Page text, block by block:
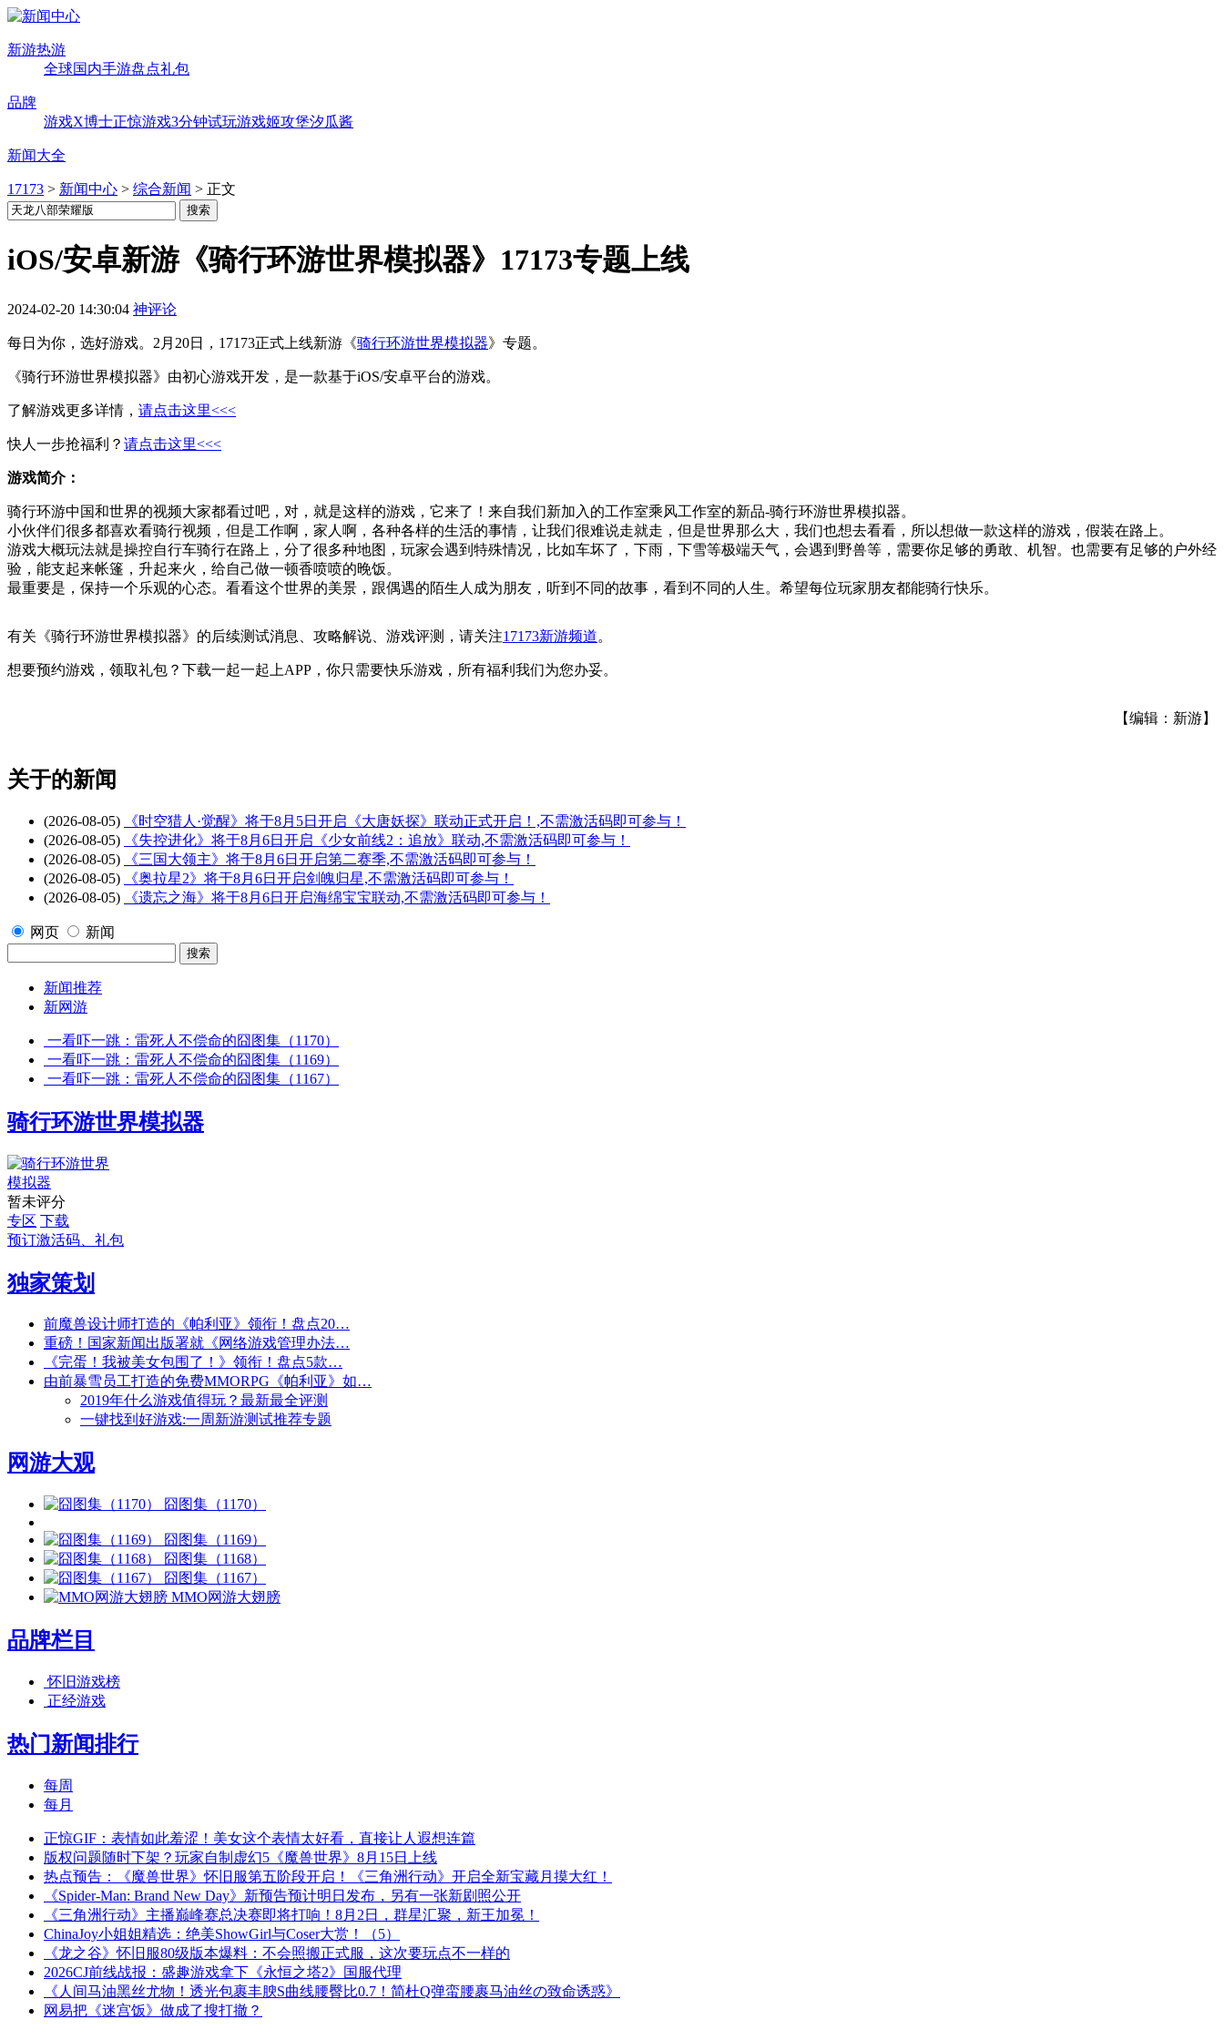
新游热游
全球国内手游盘点礼包
品牌
游戏X博士正惊游戏3分钟试玩游戏姬攻堡汐瓜酱
新闻大全
17173 > 新闻中心 > 综合新闻 > 正文
iOS/安卓新游《骑行环游世界模拟器》17173专题上线
2024-02-20 14:30:04 神评论
每日为你，选好游戏。2月20日，17173正式上线新游《骑行环游世界模拟器》专题。
《骑行环游世界模拟器》由初心游戏开发，是一款基于iOS/安卓平台的游戏。
了解游戏更多详情， 请点击这里<<<
快人一步抢福利？ 请点击这里<<<
游戏简介：
骑行环游中国和世界的视频大家都看过吧，对，就是这样的游戏，它来了！来自我们新加入的工作室乘风工作室的新品-骑行环游世界模拟器。
小伙伴们很多都喜欢看骑行视频，但是工作啊，家人啊，各种各样的生活的事情，让我们很难说走就走，但是世界那么大，我们也想去看看，所以想做一款这样的游戏，假装在路上。
游戏大概玩法就是操控自行车骑行在路上，分了很多种地图，玩家会遇到特殊情况，比如车坏了，下雨，下雪等极端天气，会遇到野兽等，需要你足够的勇敢、机智。也需要有足够的户外经
验，能支起来帐篷，升起来火，给自己做一顿香喷喷的晚饭。
最重要是，保持一个乐观的心态。看看这个世界的美景，跟偶遇的陌生人成为朋友，听到不同的故事，看到不同的人生。希望每位玩家朋友都能骑行快乐。
有关 《骑行环游世界模拟器》 的后续测试消息、攻略解说、游戏评测，请关注17173新游频道。
想要预约游戏，领取礼包？下载一起一起上APP，你只需要快乐游戏，所有福利我们为您办妥。
【编辑：新游】
关于的新闻
(2026-08-05)
《时空猎人·觉醒》将于8月5日开启《大唐妖探》联动正式开启！,不需激活码即可参与！
(2026-08-05)
《失控进化》将于8月6日开启《少女前线2：追放》联动,不需激活码即可参与！
(2026-08-05)
《三国大领主》将于8月6日开启第二赛季,不需激活码即可参与！
(2026-08-05)
《奥拉星2》将于8月6日开启剑魄归星,不需激活码即可参与！
(2026-08-05)
《遗忘之海》将于8月6日开启海绵宝宝联动,不需激活码即可参与！
网页 新闻
新闻推荐
新网游
一看吓一跳：雷死人不偿命的囧图集（1170）
一看吓一跳：雷死人不偿命的囧图集（1169）
一看吓一跳：雷死人不偿命的囧图集（1167）
骑行环游世界模拟器
暂未评分
专区 下载
预订激活码、礼包
独家策划
前魔兽设计师打造的《帕利亚》领衔！盘点20…
重磅！国家新闻出版署就《网络游戏管理办法…
《完蛋！我被美女包围了！》领衔！盘点5款…
由前暴雪员工打造的免费MMORPG《帕利亚》如…
2019年什么游戏值得玩？最新最全评测
一键找到好游戏:一周新游测试推荐专题
网游大观
囧图集（1170）
囧图集（1169）
囧图集（1168）
囧图集（1167）
MMO网游大翅膀
品牌栏目
怀旧游戏榜
正经游戏
热门新闻排行
每周
每月
正惊GIF：表情如此羞涩！美女这个表情太好看，直接让人遐想连篇
版权问题随时下架？玩家自制虚幻5《魔兽世界》8月15日上线
热点预告：《魔兽世界》怀旧服第五阶段开启！《三角洲行动》开启全新宝藏月摸大红！
《Spider-Man: Brand New Day》新预告预计明日发布，另有一张新剧照公开
《三角洲行动》主播巅峰赛总决赛即将打响！8月2日，群星汇聚，新王加冕！
ChinaJoy小姐姐精选：绝美ShowGirl与Coser大赏！（5）
《龙之谷》怀旧服80级版本爆料：不会照搬正式服，这次要玩点不一样的
2026CJ前线战报：盛趣游戏拿下《永恒之塔2》国服代理
《人间马油黑丝尤物！透光包裹丰腴S曲线腰臀比0.7！简杜Q弹蛮腰裹马油丝の致命诱惑》
网易把《迷宫饭》做成了搜打撤？